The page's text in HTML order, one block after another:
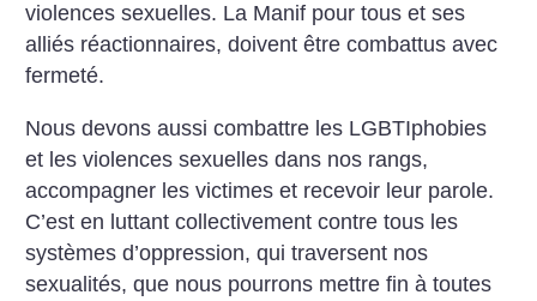
violences sexuelles. La Manif pour tous et ses
alliés réactionnaires, doivent être combattus avec
fermeté.
Nous devons aussi combattre les LGBTIphobies
et les violences sexuelles dans nos rangs,
accompagner les victimes et recevoir leur parole.
C’est en luttant collectivement contre tous les
systèmes d’oppression, qui traversent nos
sexualités, que nous pourrons mettre fin à toutes